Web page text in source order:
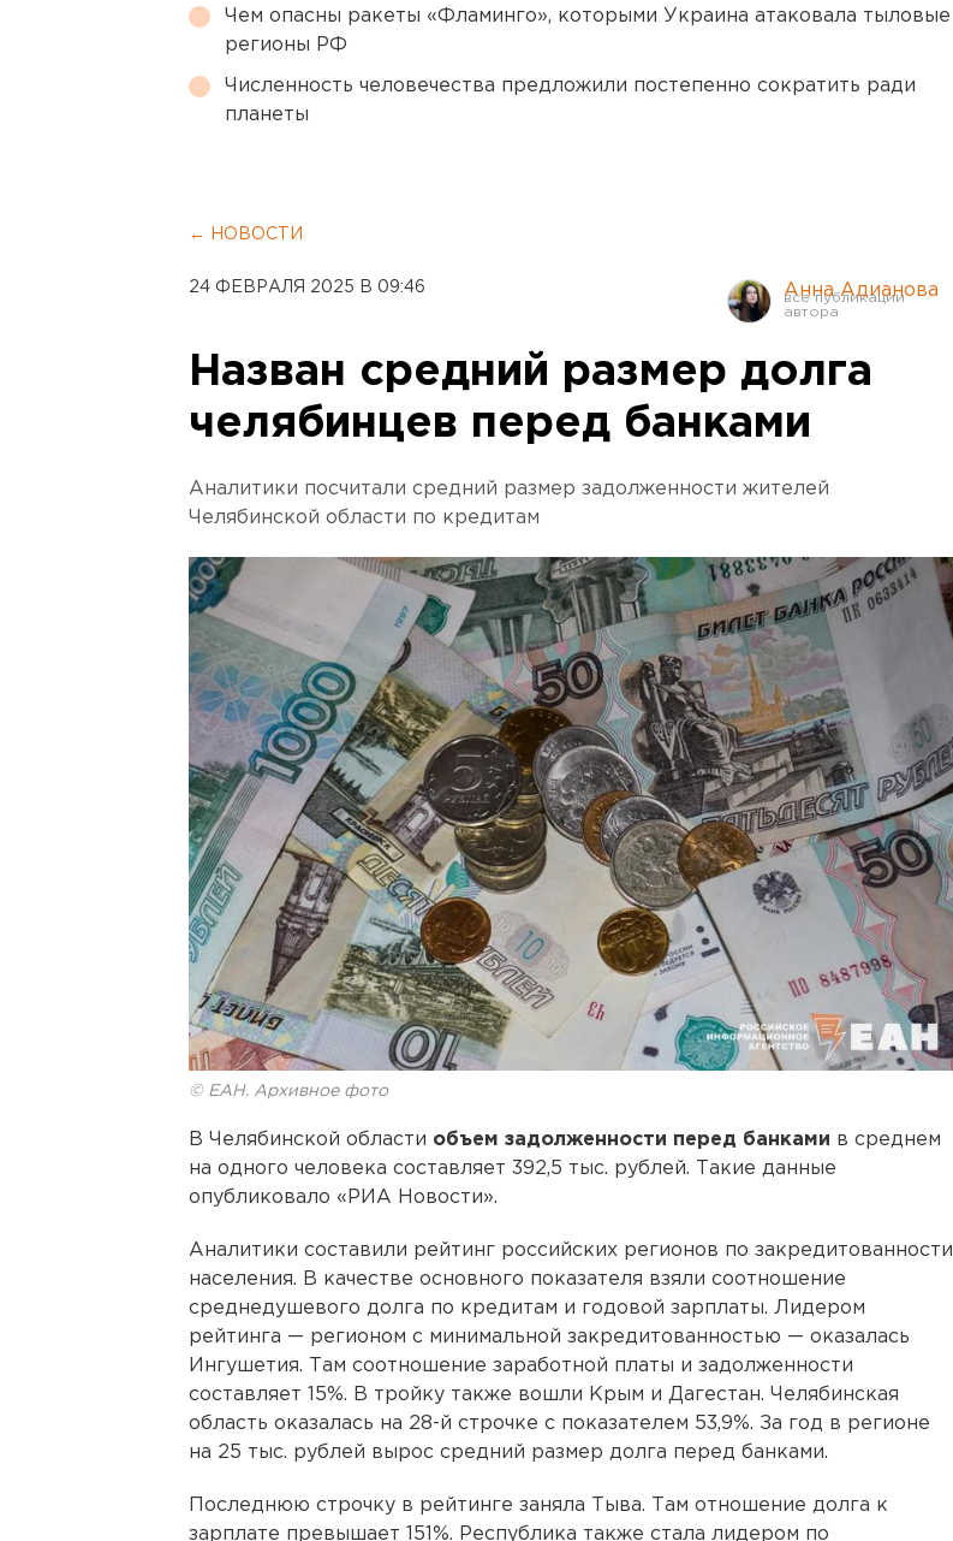
Чем опасны ракеты «Фламинго», которыми Украина атаковала тыловые
регионы РФ
Численность человечества предложили постепенно сократить ради
планеты
← НОВОСТИ
24 ФЕВРАЛЯ 2025 В 09:46 Анна Адианова
Назван средний размер долга
челябинцев перед банками
Аналитики посчитали средний размер задолженности жителей
Челябинской области по кредитам
© ЕАН. Архивное фото
В Челябинской области объем задолженности перед банками в среднем
на одного человека составляет 392,5 тыс. рублей. Такие данные
опубликовало «РИА Новости».
Аналитики составили рейтинг российских регионов по закредитованности
населения. В качестве основного показателя взяли соотношение
среднедушевого долга по кредитам и годовой зарплаты. Лидером
рейтинга — регионом с минимальной закредитованностью — оказалась
Ингушетия. Там соотношение заработной платы и задолженности
составляет 15%. В тройку также вошли Крым и Дагестан. Челябинская
область оказалась на 28-й строчке с показателем 53,9%. За год в регионе
на 25 тыс. рублей вырос средний размер долга перед банками.
Последнюю строчку в рейтинге заняла Тыва. Там отношение долга к
зарплате превышает 151%. Республика также стала лидером по